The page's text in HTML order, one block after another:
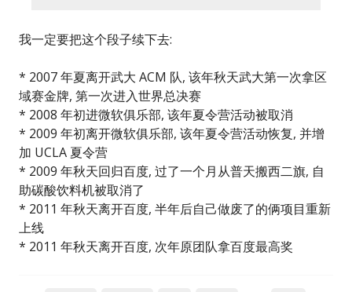
我一定要把这个段子续下去:
* 2007 年夏离开武大 ACM 队, 该年秋天武大第一次拿区
域赛金牌, 第一次进入世界总决赛
* 2008 年初进微软俱乐部, 该年夏令营活动被取消
* 2009 年初离开微软俱乐部, 该年夏令营活动恢复, 并增
加 UCLA 夏令营
* 2009 年秋天回归百度, 过了一个月从普天搬西二旗, 自
助碳酸饮料机被取消了
* 2011 年秋天离开百度, 半年后自己做废了的俩项目重新
上线
* 2011 年秋天离开百度, 次年原团队拿百度最高奖